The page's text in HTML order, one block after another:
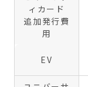
ィカード
追加発行費
用
EV